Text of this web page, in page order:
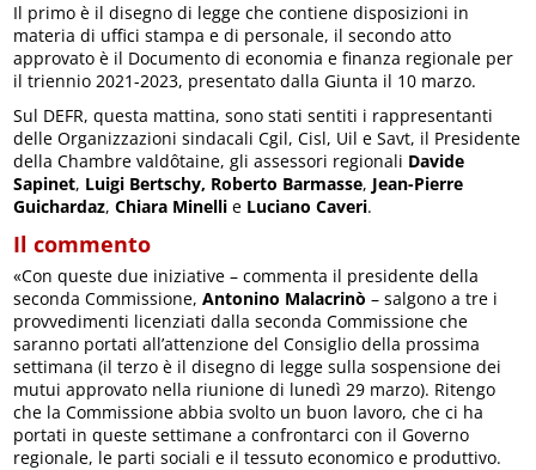
Il primo è il disegno di legge che contiene disposizioni in
materia di uffici stampa e di personale, il secondo atto
approvato è il Documento di economia e finanza regionale per
il triennio 2021-2023, presentato dalla Giunta il 10 marzo.
Sul DEFR, questa mattina, sono stati sentiti i rappresentanti
delle Organizzazioni sindacali Cgil, Cisl, Uil e Savt, il Presidente
della Chambre valdôtaine, gli assessori regionali Davide
Sapinet, Luigi Bertschy, Roberto Barmasse, Jean-Pierre
Guichardaz,Chiara Minelli e Luciano Caveri.
Il commento
«Con queste due iniziative – commenta il presidente della
seconda Commissione,Antonino Malacrinò – salgono a tre i
provvedimenti licenziati dalla seconda Commissione che
saranno portati all’attenzione del Consiglio della prossima
settimana (il terzo è il disegno di legge sulla sospensione dei
mutui approvato nella riunione di lunedì 29 marzo). Ritengo
che la Commissione abbia svolto un buon lavoro, che ci ha
portati in queste settimane a confrontarci con il Governo
regionale, le parti sociali e il tessuto economico e produttivo.